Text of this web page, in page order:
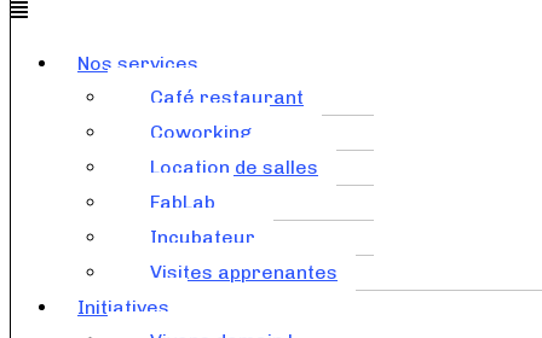
Nos services
Café restaurant
Coworking
Location de salles
FabLab
Incubateur
Visites apprenantes
Initiatives